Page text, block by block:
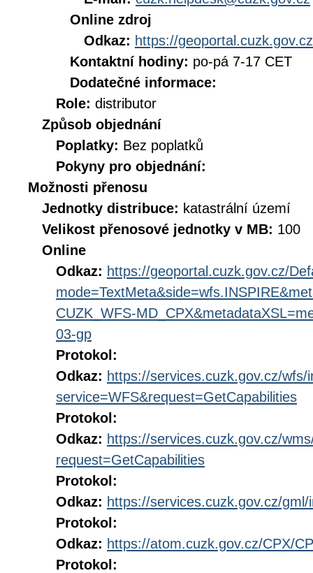
Online zdroj
Odkaz: https://geoportal.cuzk.gov.cz
Kontaktní hodiny: po-pá 7-17 CET
Dodatečné informace:
Role: distributor
Způsob objednání
Poplatky: Bez poplatků
Pokyny pro objednání:
Možnosti přenosu
Jednotky distribuce: katastrální území
Velikost přenosové jednotky v MB: 100
Online
Odkaz: https://geoportal.cuzk.gov.cz/
CUZK_WFS-
03-gp
Protokol:
Odkaz: https://services.cuzk.gov.cz/
service=WFS&request=GetCapabilities
Protokol:
Odkaz: https://services.cuzk.gov.cz/
request=GetCapabilities
Protokol:
Odkaz: https://services.cuzk.gov.cz/
Protokol:
Odkaz: https://atom.cuzk.gov.cz/CPX/
Protokol: